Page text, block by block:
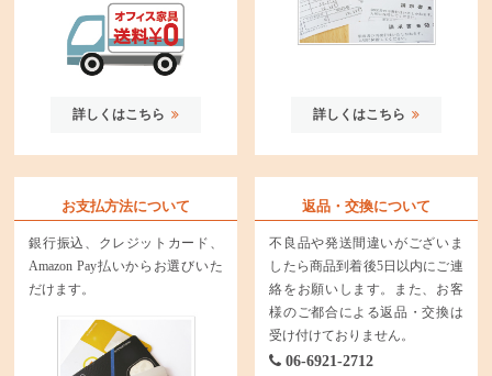
詳しくはこちら 詳しくはこちら
お支払方法について
銀行振込、クレジットカード、
Amazon Pay払いからお選びいた
だけます。
返品・交換について
不良品や発送間違いがございま
したら商品到着後5日以内にご連
絡をお願いします。また、お客
様のご都合による返品・交換は
受け付けておりません。
06-6921-2712